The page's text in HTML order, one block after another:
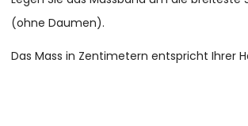
(ohne Daumen).
Das Mass in Zentimetern entspricht Ihrer